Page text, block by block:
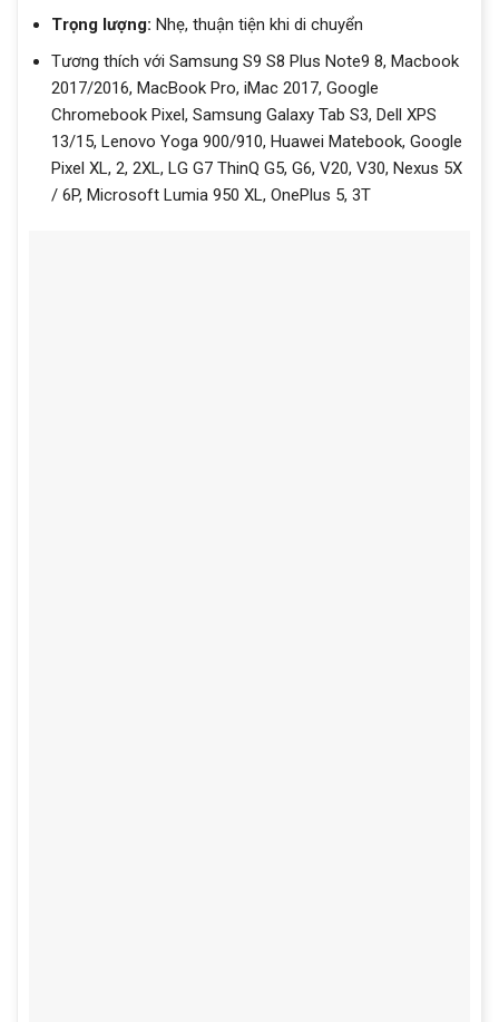
Trọng lượng: Nhẹ, thuận tiện khi di chuyển
Tương thích với Samsung S9 S8 Plus Note9 8, Macbook
2017/2016, MacBook Pro, iMac 2017, Google
Chromebook Pixel, Samsung Galaxy Tab S3, Dell XPS
13/15, Lenovo Yoga 900/910, Huawei Matebook, Google
Pixel XL, 2, 2XL, LG G7 ThinQ G5, G6, V20, V30, Nexus 5X
/ 6P, Microsoft Lumia 950 XL, OnePlus 5, 3T